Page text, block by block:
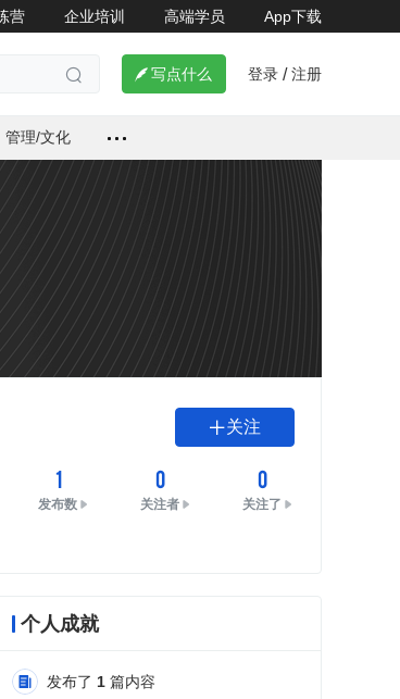
营 企业培训 高端学员 App下载
  写点什么 登录 / 注册
管理/文化
关注
1
发布数
0
关注者
0
关注了
个人成就
发布了 1 篇内容